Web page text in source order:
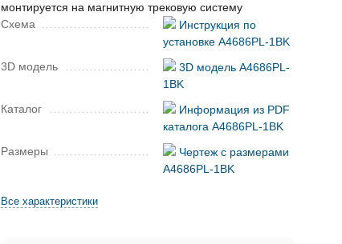
монтируется на магнитную трековую систему
Схема
Инструкция по
установке A4686PL-1BK
3D модель
3D модель A4686PL-
1BK
Каталог
Информация из PDF
каталога A4686PL-1BK
Размеры
Чертеж с размерами
A4686PL-1BK
Все характеристики